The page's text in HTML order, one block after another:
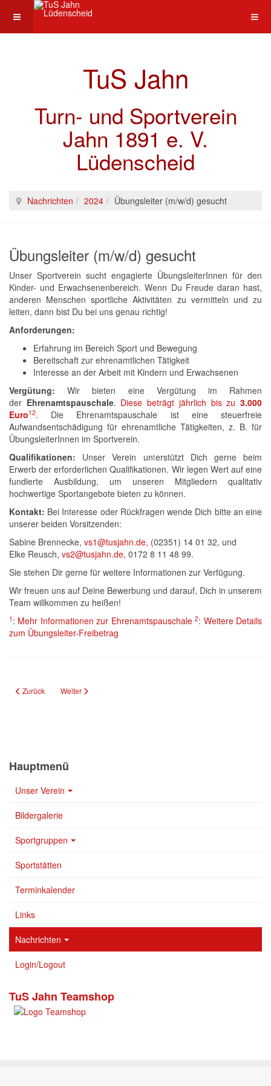
TuS Jahn
Turn- und Sportverein
Jahn 1891 e. V.
Lüdenscheid
Nachrichten 2024 Übungsleiter (m/w/d) gesucht
Übungsleiter (m/w/d) gesucht
Unser Sportverein sucht engagierte ÜbungsleiterInnen für den
Kinder- und Erwachsenenbereich. Wenn Du Freude daran hast,
anderen Menschen sportliche Aktivitäten zu vermitteln und zu
leiten, dann bist Du bei uns genau richtig!
Anforderungen:
Erfahrung im Bereich Sport und Bewegung
Bereitschaft zur ehrenamtlichen Tätigkeit
Interesse an der Arbeit mit Kindern und Erwachsenen
Vergütung: Wir bieten eine Vergütung im Rahmen
der Ehrenamtspauschale. Diese beträgt jährlich bis zu3.000
Euro12. Die Ehrenamtspauschale ist eine steuerfreie
Aufwandsentschädigung für ehrenamtliche Tätigkeiten, z. B. für
ÜbungsleiterInnen im Sportverein.
Qualifikationen: Unser Verein unterstützt Dich gerne beim
Erwerb der erforderlichen Qualifikationen. Wir legen Wert auf eine
fundierte Ausbildung, um unseren Mitgliedern qualitativ
hochwertige Sportangebote bieten zu können.
Kontakt: Bei Interesse oder Rückfragen wende Dich bitte an eine
unserer beiden Vorsitzenden:
Sabine Brennecke, vs1@tusjahn.de, (02351) 14 01 32, und
Elke Reusch, vs2@tusjahn.de, 0172 8 11 48 99.
Sie stehen Dir gerne für weitere Informationen zur Verfügung.
Wir freuen uns auf Deine Bewerbung und darauf, Dich in unserem
Team willkommen zu heißen!
1 : Mehr Informationen zur Ehrenamtspauschale 2: Weitere Details
zum Übungsleiter-Freibetrag
Vorheriger Beitrag: Sportangebote während der Osterferien
Zurück Nächster Beitrag: Abteilungsversammlung Kegeln am
Weiter
Hauptmenü
Unser Verein
Bildergalerie
Sportgruppen
Sportstätten
Terminkalender
Links
Nachrichten
Login/Logout
TuS Jahn Teamshop